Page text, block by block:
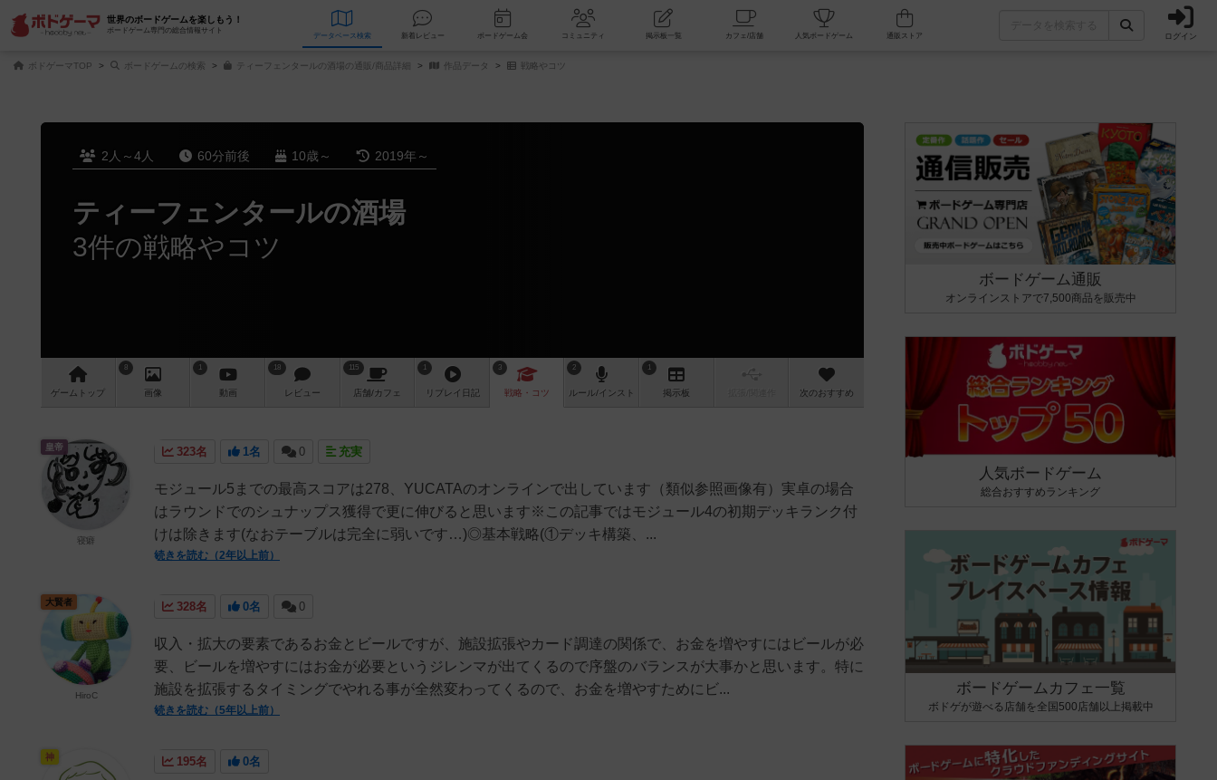
世界のボードゲームを楽しもう！
ボードゲーム専門の総合情報サイト
データベース 検索 新着レビュー ボードゲーム会 コミュニティ 掲示板一覧 カフェ/店舗 人気ボードゲーム ログイン
ボドゲーマTOP ボードゲームの検索 ティーフェンタールの酒場の通販/商品詳細 作品データ 戦略やコツ
2人～4人 60分前後 10歳～ 2019年～
ティーフェンタールの酒場
3件の戦略やコツ
ゲーム トップ
8
画像
1
動画
18
レビュー
115
店舗/カフェ
1
リプレイ 日記
3
戦略 ・コツ
2
ルール/インスト
1
掲示板 次のおすすめ
323名 1名 0 充実
モジュール5までの最高スコアは278、YUCATAのオンラインで出しています（類似参照画像有）実卓の場合
はラウンドでのシュナップス獲得で更に伸びると思います※この記事ではモジュール4の初期デッキランク付
けは除きます(なおテーブルは完全に弱いです…)◎基本戦略(①デッキ構築、...
続きを読む（2年以上前）
皇帝
寝癖
328名 0名 0
収入・拡大の要素であるお金とビールですが、施設拡張やカード調達の関係で、お金を増やすにはビールが必
要、ビールを増やすにはお金が必要というジレンマが出てくるので序盤のバランスが大事かと思います。特に
施設を拡張するタイミングでやれる事が全然変わってくるので、お金を増やすためにビ...
続きを読む（5年以上前）
大賢者
HiroC
195名 0名
神
ボードゲーム通販
オンラインストアで7,500商品を販売中
人気ボードゲーム
総合おすすめランキング
ボードゲームカフェ一覧
ボドゲが遊べる店舗を全国500店舗以上掲載中